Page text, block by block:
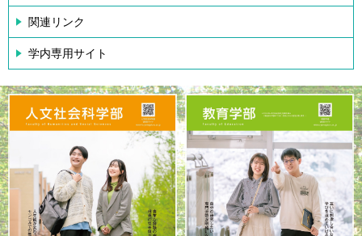
関連リンク
学内専用サイト